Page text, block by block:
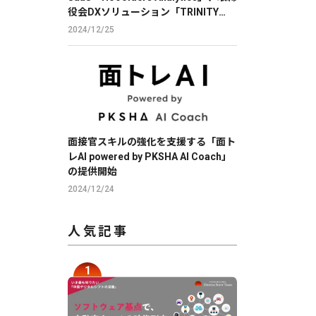
役会DXソリューション「TRINITY
BOARD」に株価分析機能を提供
2024/12/25
面接官スキルの強化を支援する「面ト
レAI powered by PKSHA AI Coach」
の提供開始
2024/12/24
人気記事